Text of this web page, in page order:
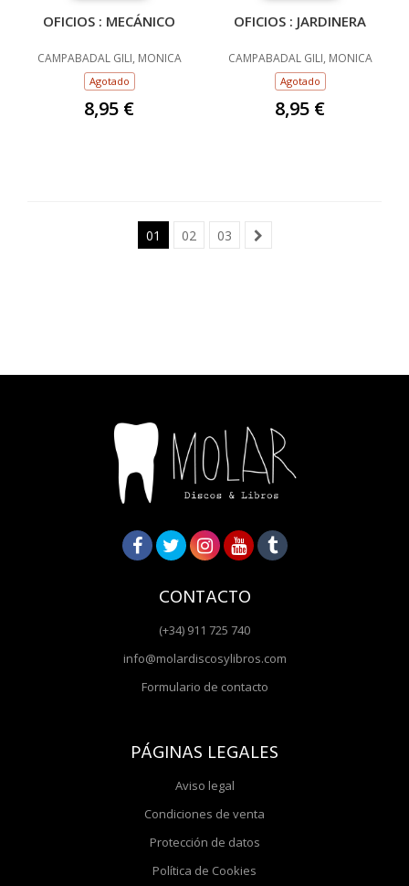
OFICIOS : MECÁNICO
CAMPABADAL GILI, MONICA
Agotado
8,95 €
OFICIOS : JARDINERA
CAMPABADAL GILI, MONICA
Agotado
8,95 €
01 02 03
CONTACTO
(+34) 911 725 740
info@molardiscosylibros.com
Formulario de contacto
PÁGINAS LEGALES
Aviso legal
Condiciones de venta
Protección de datos
Política de Cookies